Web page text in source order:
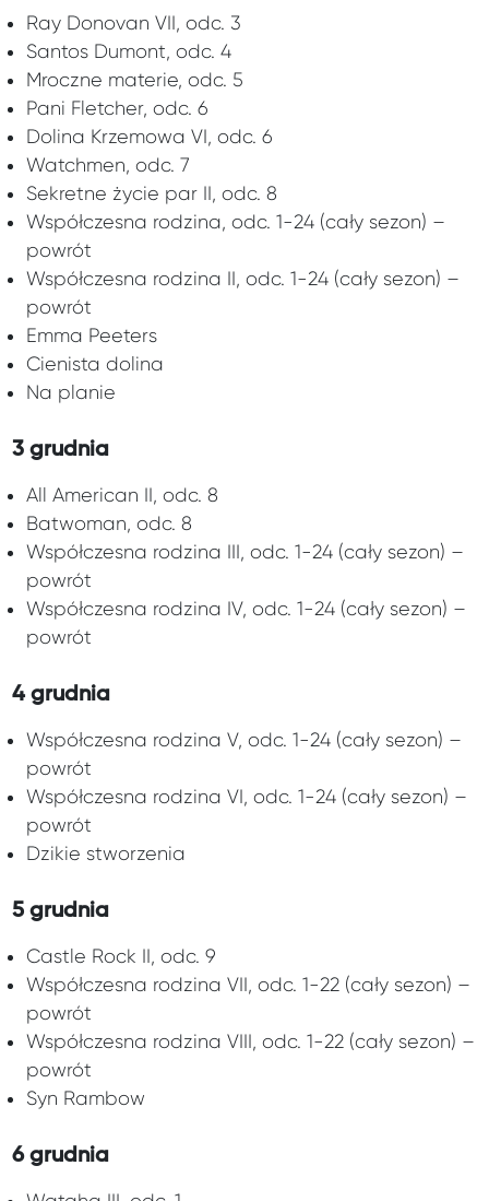
Ray Donovan VII, odc. 3
Santos Dumont, odc. 4
Mroczne materie, odc. 5
Pani Fletcher, odc. 6
Dolina Krzemowa VI, odc. 6
Watchmen, odc. 7
Sekretne życie par II, odc. 8
Współczesna rodzina, odc. 1-24 (cały sezon) –
powrót
Współczesna rodzina II, odc. 1-24 (cały sezon) –
powrót
Emma Peeters
Cienista dolina
Na planie
3 grudnia
All American II, odc. 8
Batwoman, odc. 8
Współczesna rodzina III, odc. 1-24 (cały sezon) –
powrót
Współczesna rodzina IV, odc. 1-24 (cały sezon) –
powrót
4 grudnia
Współczesna rodzina V, odc. 1-24 (cały sezon) –
powrót
Współczesna rodzina VI, odc. 1-24 (cały sezon) –
powrót
Dzikie stworzenia
5 grudnia
Castle Rock II, odc. 9
Współczesna rodzina VII, odc. 1-22 (cały sezon) –
powrót
Współczesna rodzina VIII, odc. 1-22 (cały sezon) –
powrót
Syn Rambow
6 grudnia